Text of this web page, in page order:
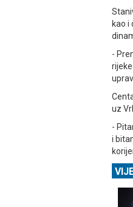
kao i
-
uz
-
i